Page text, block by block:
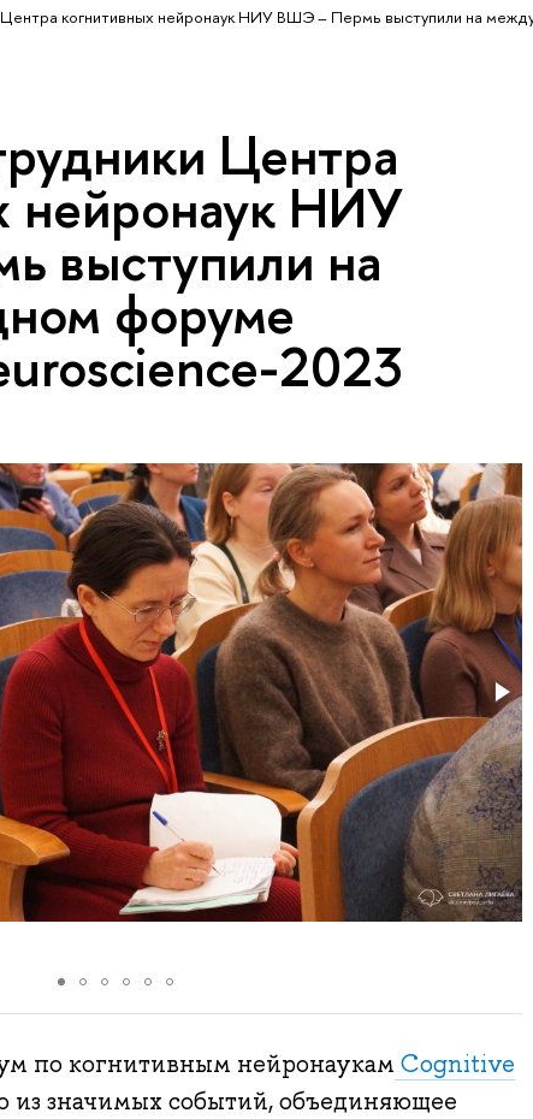
когнитивных нейронаук НИУ ВШЭ – Пермь выступили на
Центра
нейронаук НИУ
выступили на
форуме
2023
по когнитивным нейронаукам Cognitive
из значимых событий, объединяющее